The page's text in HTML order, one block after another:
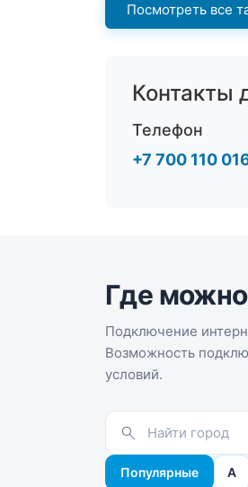
Посмотреть все
Контакты
Телефон
+7 700 110
Где
Подключение
Возможность
условий.
Популярные А